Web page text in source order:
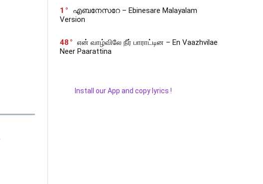
1
എബനേസറേ – Ebinesare Malayalam
Version
48
என் வாழ்விலே நீர் பாராட்டின – En Vaazhvilae
Neer Paarattina
Install our App and copy lyrics !